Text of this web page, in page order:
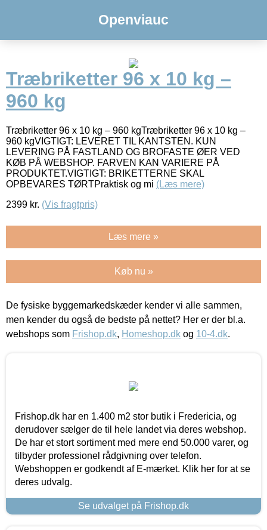
Openviauc
Træbriketter 96 x 10 kg –
960 kg
Træbriketter 96 x 10 kg – 960 kgTræbriketter 96 x 10 kg –
960 kgVIGTIGT: LEVERET TIL KANTSTEN. KUN
LEVERING PÅ FASTLAND OG BROFASTE ØER VED
KØB PÅ WEBSHOP. FARVEN KAN VARIERE PÅ
PRODUKTET.VIGTIGT: BRIKETTERNE SKAL
OPBEVARES TØRTPraktisk og mi (Læs mere)
2399 kr. (Vis fragtpris)
Læs mere »
Køb nu »
De fysiske byggemarkedskæder kender vi alle sammen,
men kender du også de bedste på nettet? Her er der bl.a.
webshops som Frishop.dk, Homeshop.dk og 10-4.dk.
Frishop.dk har en 1.400 m2 stor butik i Fredericia, og
derudover sælger de til hele landet via deres webshop.
De har et stort sortiment med mere end 50.000 varer, og
tilbyder professionel rådgivning over telefon.
Webshoppen er godkendt af E-mærket. Klik her for at se
deres udvalg.
Se udvalget på Frishop.dk